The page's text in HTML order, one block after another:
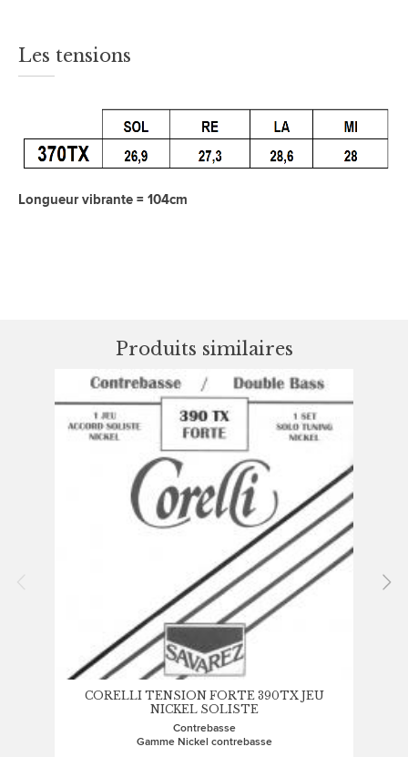
Les tensions
Longueur vibrante = 104cm
Produits similaires
CORELLI TENSION FORTE 390TX JEU
NICKEL SOLISTE
Contrebasse
Gamme Nickel contrebasse